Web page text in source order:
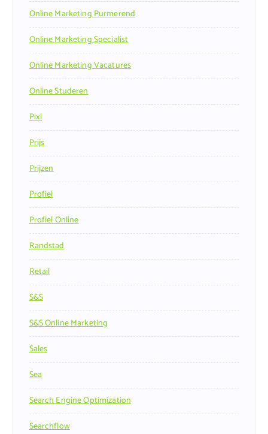
Online Marketing Purmerend
Online Marketing Specialist
Online Marketing Vacatures
Online Studeren
Pixl
Prijs
Prijzen
Profiel
Profiel Online
Randstad
Retail
S&s
S&s Online Marketing
Sales
Sea
Search Engine Optimization
Searchflow